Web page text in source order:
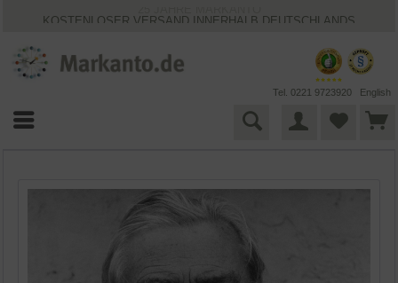
KOSTENLOSER VERSAND INNERHALB DEUTSCHLANDS
BESTPRICE-GARANTIE
Tel. 0221 9723920 English